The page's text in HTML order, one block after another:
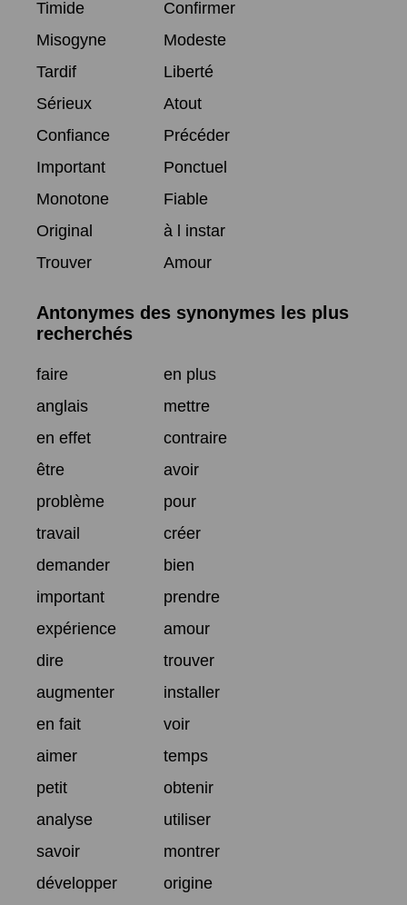
Timide
Confirmer
Misogyne
Modeste
Tardif
Liberté
Sérieux
Atout
Confiance
Précéder
Important
Ponctuel
Monotone
Fiable
Original
à l instar
Trouver
Amour
Antonymes des synonymes les plus
recherchés
faire
en plus
anglais
mettre
en effet
contraire
être
avoir
problème
pour
travail
créer
demander
bien
important
prendre
expérience
amour
dire
trouver
augmenter
installer
en fait
voir
aimer
temps
petit
obtenir
analyse
utiliser
savoir
montrer
développer
origine